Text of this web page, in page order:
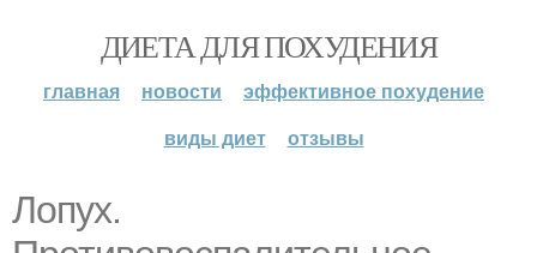
ДИЕТА ДЛЯ ПОХУДЕНИЯ
главная новости
эффективное похудение
виды диет
отзывы
Лопух.